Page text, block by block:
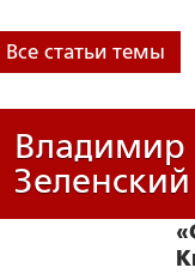
Все статьи темы
Владимир
Зеленский